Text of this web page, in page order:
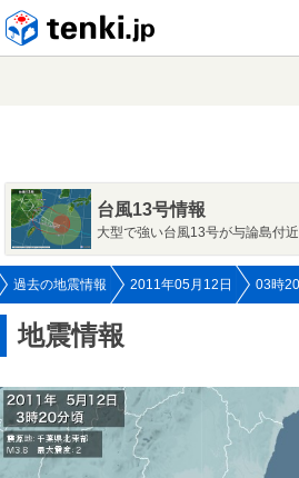
台風13号情報
大型で強い台風13号が与論島付
過去の地震情報 2011年05月12日 03時
地震情報